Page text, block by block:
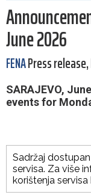
June 2026
FENAPress release,
SARAJEVO,
events for
Sadržaj dostupan
servisa. Za više
korištenja